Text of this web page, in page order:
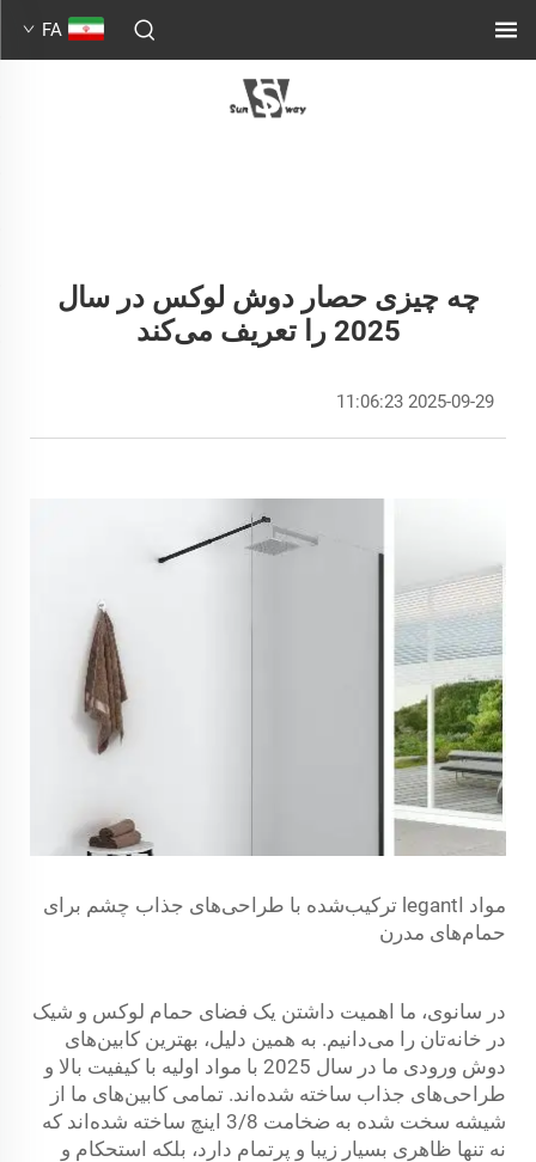
FA
چه چیزی حصار دوش لوکس در سال
2025 را تعریف می‌کند
2025-09-29 11:06:23
مواد اlegant ترکیب‌شده با طراحی‌های جذاب چشم برای
حمام‌های مدرن
در سانوی، ما اهمیت داشتن یک فضای حمام لوکس و شیک
در خانه‌تان را می‌دانیم. به همین دلیل، بهترین کابین‌های
دوش ورودی ما در سال 2025 با مواد اولیه با کیفیت بالا و
طراحی‌های جذاب ساخته شده‌اند. تمامی کابین‌های ما از
شیشه سخت شده به ضخامت 3/8 اینچ ساخته شده‌اند که
نه تنها ظاهری بسیار زیبا و پرتمام دارد، بلکه استحکام و